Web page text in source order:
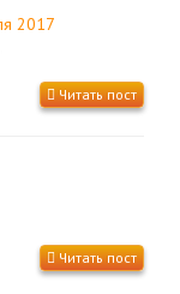
Читать пост
Читать пост